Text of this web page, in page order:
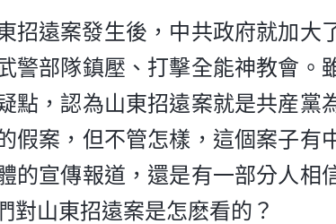
招遠案發生後，中共政府就加大
警部隊鎮壓、打擊全能神教會。
點，認為山東招遠案就是共産黨
假案，但不管怎樣，這個案子有
的宣傳報道，還是有一部分人相
對山東招遠案是怎麽看的？